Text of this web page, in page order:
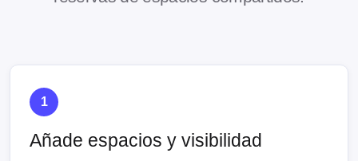
1
Añade espacios y visibilidad